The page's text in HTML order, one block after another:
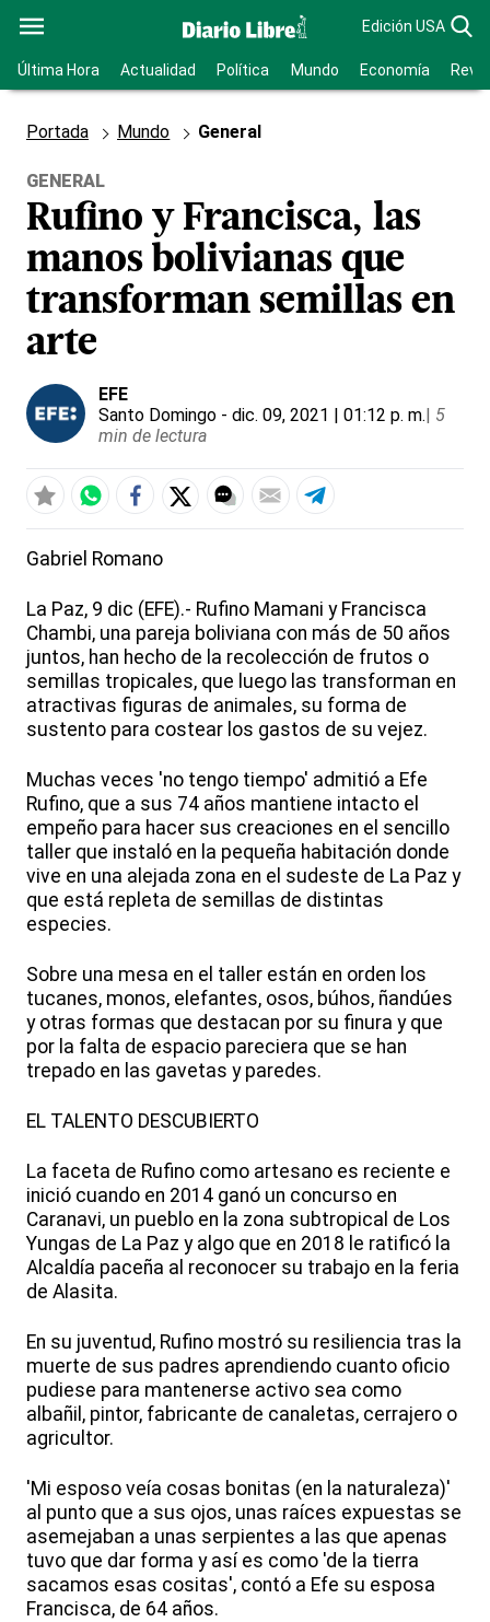
Edición USA
Última Hora Actualidad Política Mundo Economía
Portada Mundo General
GENERAL
Rufino y Francisca, las
manos bolivianas que
transforman semillas en
arte
EFE
Santo Domingo - dic. 09, 2021 | 01:12 p. m.| 5
min de lectura
Gabriel Romano
La Paz, 9 dic (EFE).- Rufino Mamani y Francisca
Chambi, una pareja boliviana con más de 50 años
juntos, han hecho de la recolección de frutos o
semillas tropicales, que luego las transforman en
atractivas figuras de animales, su forma de
sustento para costear los gastos de su vejez.
Muchas veces 'no tengo tiempo' admitió a Efe
Rufino, que a sus 74 años mantiene intacto el
empeño para hacer sus creaciones en el sencillo
taller que instaló en la pequeña habitación donde
vive en una alejada zona en el sudeste de La Paz y
que está repleta de semillas de distintas
especies.
Sobre una mesa en el taller están en orden los
tucanes, monos, elefantes, osos, búhos, ñandúes
y otras formas que destacan por su finura y que
por la falta de espacio pareciera que se han
trepado en las gavetas y paredes.
EL TALENTO DESCUBIERTO
La faceta de Rufino como artesano es reciente e
inició cuando en 2014 ganó un concurso en
Caranavi, un pueblo en la zona subtropical de Los
Yungas de La Paz y algo que en 2018 le ratificó la
Alcaldía paceña al reconocer su trabajo en la feria
de Alasita.
En su juventud, Rufino mostró su resiliencia tras la
muerte de sus padres aprendiendo cuanto oficio
pudiese para mantenerse activo sea como
albañil, pintor, fabricante de canaletas, cerrajero o
agricultor.
'Mi esposo veía cosas bonitas (en la naturaleza)'
al punto que a sus ojos, unas raíces expuestas se
asemejaban a unas serpientes a las que apenas
tuvo que dar forma y así es como 'de la tierra
sacamos esas cositas', contó a Efe su esposa
Francisca, de 64 años.